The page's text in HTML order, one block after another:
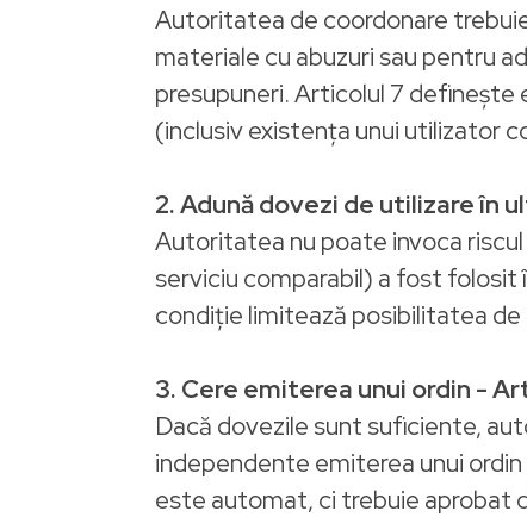
Autoritatea de coordonare
materiale cu abuzuri sau pentru
presupuneri. Articolul 7 definește
(inclusiv existența unui utilizator
2. Adună dovezi de utilizare în
Autoritatea nu poate invoca
serviciu comparabil) a fost folosit
condiție limitează posibilitatea de
3. Cere emiterea unui ordin -
Dacă dovezile sunt suficiente,
independente emiterea unui
este automat, ci trebuie aprobat